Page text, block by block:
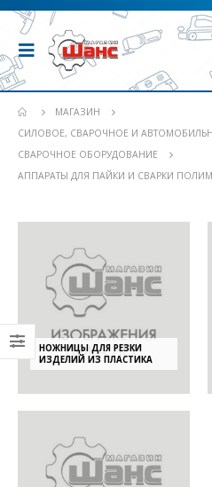
МАГАЗИН
СИЛОВОЕ, СВАРОЧНОЕ И
СВАРОЧНОЕ ОБОРУДОВАНИЕ
АППАРАТЫ ДЛЯ ПАЙКИ И СВАРКИ
НОЖНИЦЫ ДЛЯ РЕЗКИ
ИЗДЕЛИЙ ИЗ ПЛАСТИКА